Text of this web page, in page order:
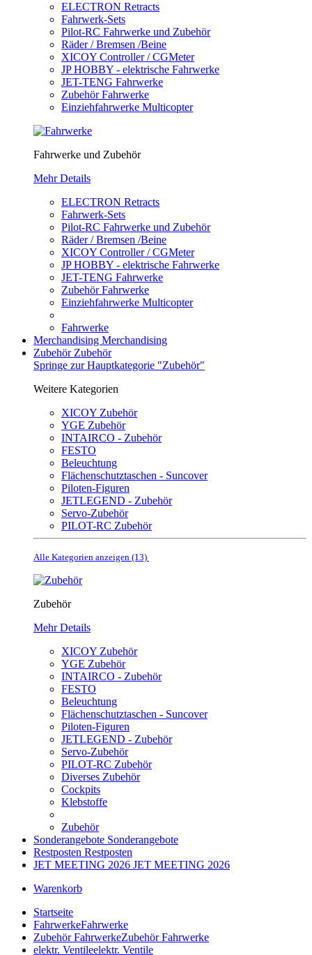
ELECTRON Retracts
Fahrwerk-Sets
Pilot-RC Fahrwerke und Zubehör
Räder / Bremsen /Beine
XICOY Controller / CGMeter
JP HOBBY - elektrische Fahrwerke
JET-TENG Fahrwerke
Zubehör Fahrwerke
Einziehfahrwerke Multicopter
Fahrwerke und Zubehör
Mehr Details
ELECTRON Retracts
Fahrwerk-Sets
Pilot-RC Fahrwerke und Zubehör
Räder / Bremsen /Beine
XICOY Controller / CGMeter
JP HOBBY - elektrische Fahrwerke
JET-TENG Fahrwerke
Zubehör Fahrwerke
Einziehfahrwerke Multicopter
Fahrwerke
Merchandising Merchandising
Zubehör Zubehör
Springe zur Hauptkategorie "Zubehör"
Weitere Kategorien
XICOY Zubehör
YGE Zubehör
INTAIRCO - Zubehör
FESTO
Beleuchtung
Flächenschutztaschen - Suncover
Piloten-Figuren
JETLEGEND - Zubehör
Servo-Zubehör
PILOT-RC Zubehör
Alle Kategorien anzeigen (13)
Zubehör
Mehr Details
XICOY Zubehör
YGE Zubehör
INTAIRCO - Zubehör
FESTO
Beleuchtung
Flächenschutztaschen - Suncover
Piloten-Figuren
JETLEGEND - Zubehör
Servo-Zubehör
PILOT-RC Zubehör
Diverses Zubehör
Cockpits
Klebstoffe
Zubehör
Sonderangebote Sonderangebote
Restposten Restposten
JET MEETING 2026 JET MEETING 2026
Warenkorb
Startseite
FahrwerkeFahrwerke
Zubehör FahrwerkeZubehör Fahrwerke
elektr. Ventileelektr. Ventile